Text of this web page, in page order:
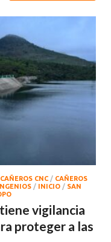
CAÑEROS CNC / CAÑEROS
/ INICIO / SAN
vigilancia
proteger a las